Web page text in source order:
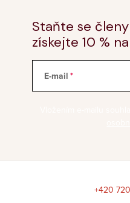
Staňte se
získejte 10 %
E-mail
+420